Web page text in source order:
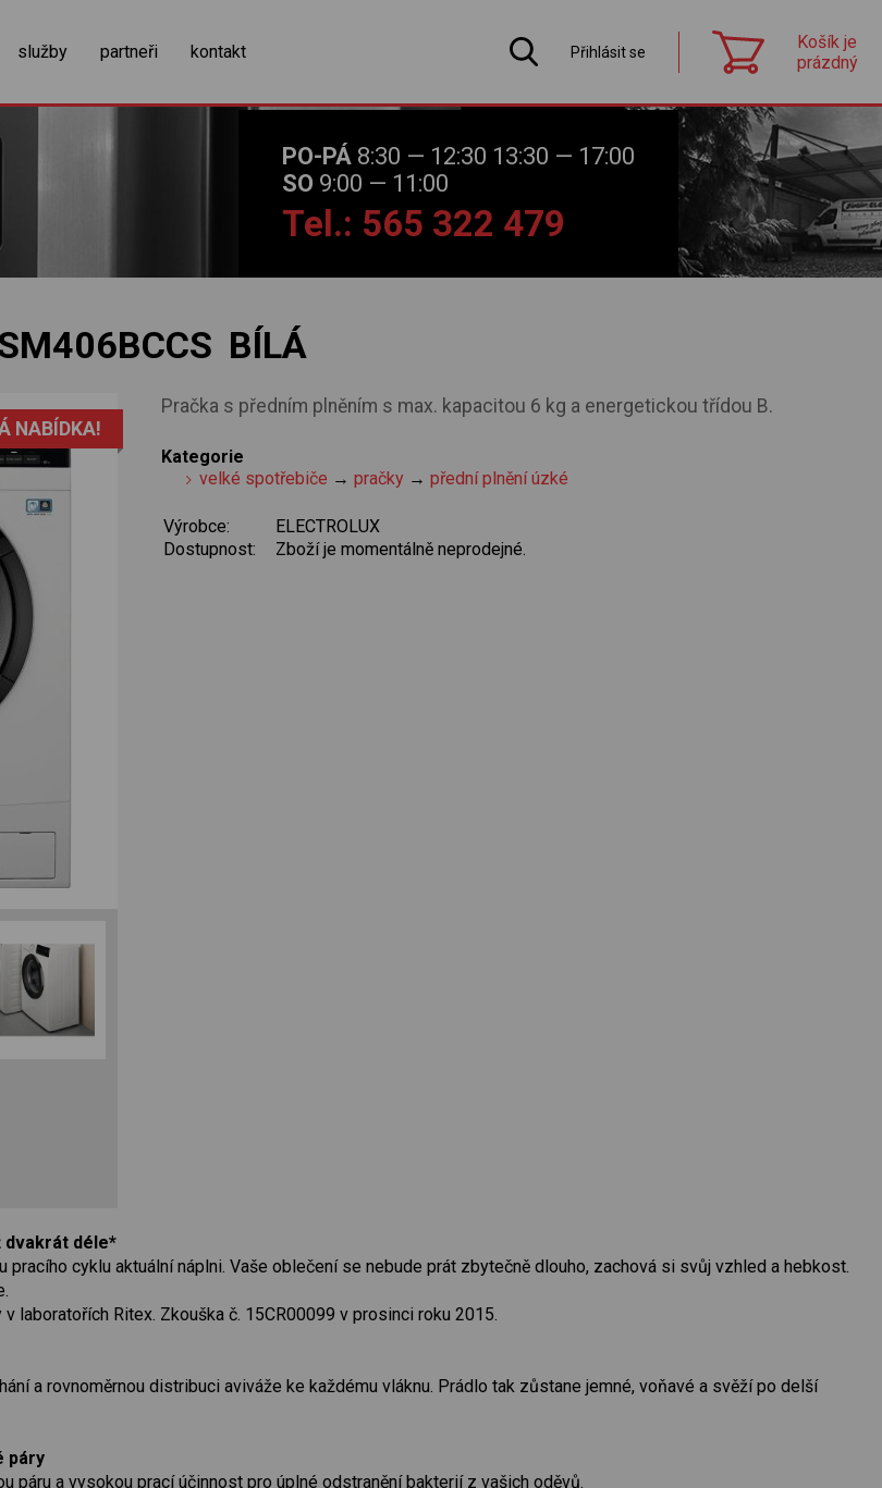
služby partneři kontakt Přihlásit se
Košík je
prázdný
zobrazit obsah košíku
PO-PÁ 8:30 — 12:30 13:30 — 17:00
SO 9:00 — 11:00
Tel.: 565 322 479
BÍLÁ
Pračka s předním plněním s max. kapacitou 6 kg a energetickou třídou B.
Kategorie
velké spotřebiče →pračky →přední plnění úzké
Výrobce:
ELECTROLUX
Dostupnost:
Zboží je momentálně neprodejné.
NABÍDKA!
dvakrát déle*
cyklu aktuální náplni. Vaše oblečení se nebude prát zbytečně dlouho, zachová si svůj vzhled a hebkost.
laboratořích Ritex. Zkouška č. 15CR00099 v prosinci roku 2015.
a rovnoměrnou distribuci aviváže ke každému vláknu. Prádlo tak zůstane jemné, voňavé a svěží po delší
páry
páru a vysokou prací účinnost pro úplné odstranění bakterií z vašich oděvů.